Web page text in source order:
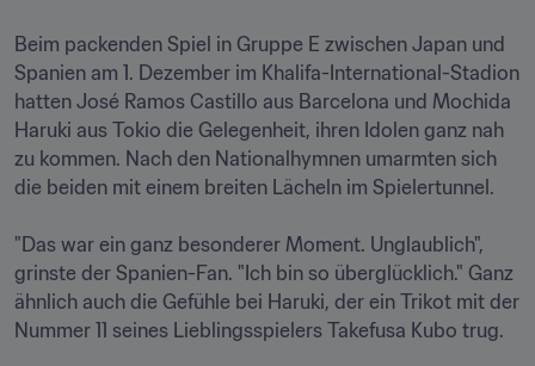
Beim packenden Spiel in Gruppe E zwischen Japan und
Spanien am 1. Dezember im Khalifa-International-Stadion
hatten José Ramos Castillo aus Barcelona und Mochida
Haruki aus Tokio die Gelegenheit, ihren Idolen ganz nah
zu kommen. Nach den Nationalhymnen umarmten sich
die beiden mit einem breiten Lächeln im Spielertunnel.
"Das war ein ganz besonderer Moment. Unglaublich",
grinste der Spanien-Fan. "Ich bin so überglücklich." Ganz
ähnlich auch die Gefühle bei Haruki, der ein Trikot mit der
Nummer 11 seines Lieblingsspielers Takefusa Kubo trug.